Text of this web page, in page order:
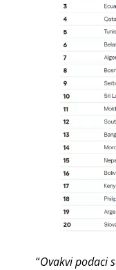
“Ovakvi podaci